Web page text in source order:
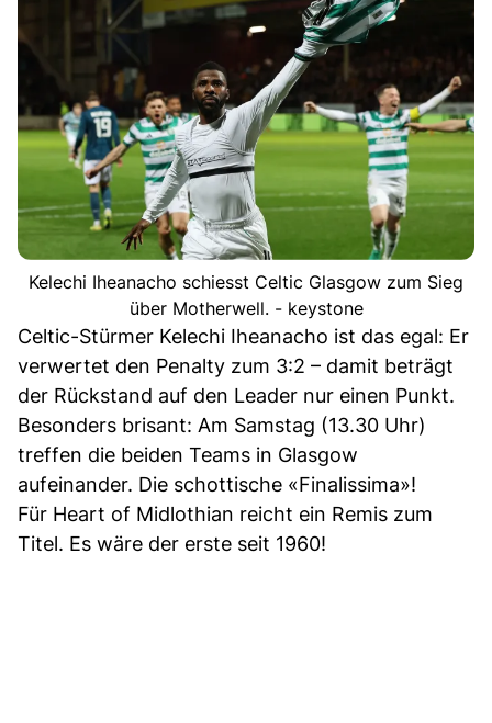
Kelechi Iheanacho schiesst Celtic Glasgow zum Sieg
über Motherwell. - keystone
Celtic-Stürmer Kelechi Iheanacho ist das egal: Er
verwertet den Penalty zum 3:2 – damit beträgt
der Rückstand auf den Leader nur einen Punkt.
Besonders brisant: Am Samstag (13.30 Uhr)
treffen die beiden Teams in Glasgow
aufeinander. Die schottische «Finalissima»!
Für Heart of Midlothian reicht ein Remis zum
Titel. Es wäre der erste seit 1960!